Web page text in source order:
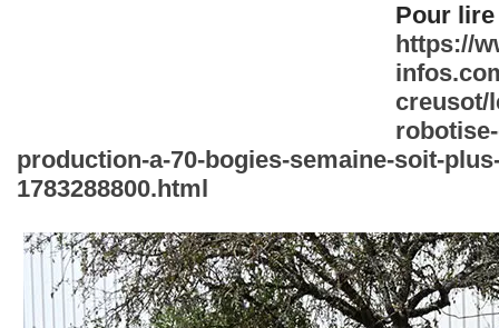
Pour
https://
creusot/
production-a-70-bogies-semaine-soit-
1783288800.html